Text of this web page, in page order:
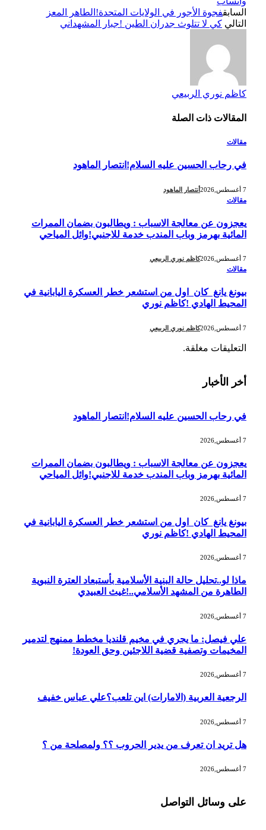
السابقفجوة الأجور في الولايات المتحدة!الطاهر المعز
التالي كي لا تتلوث جدران الطين !جبار المشهداني
كاظم نوري الربيعي
المقالاتذات الصلة
مقالات
في رحاب الحسين عليه السلام!انتصار الماهود
أنتصار الماهود
مقالات
يعجزون عن معالجة الاسباب : ويطالبون بضمان الممرات
المائية بهرمز وباب المندب خدمة للاجنبي!وائل المياحي
كاظم نوري الربيعي
مقالات
بيونغ يانغ كان اول من استشعر خطر العسكرة اليابانية في
المحيط الهادي !كاظم نوري
كاظم نوري الربيعي
التعليقات مغلقة.
أخر الأخبار
في رحاب الحسين عليه السلام!انتصار الماهود
يعجزون عن معالجة الاسباب : ويطالبون بضمان الممرات
المائية بهرمز وباب المندب خدمة للاجنبي!وائل المياحي
بيونغ يانغ كان اول من استشعر خطر العسكرة اليابانية في
المحيط الهادي !كاظم نوري
ماذا لو..تحليل حالة البنية الأسلامية بأستبعاد العترة النبوية
الطاهرة من المشهد الأسلامي..!غيث العبيدي
علي فيصل: ما يجري في مخيم قلنديا مخطط ممنهج لتدمير
المخيمات وتصفية قضية اللاجئين وحق العودة!
الرجعية العربية (الامارات) اين تلعب؟علي عباس خفيف
هل تريد ان تعرف من يدير الحروب ؟؟ ولمصلحة من ؟
على وسائل التواصل